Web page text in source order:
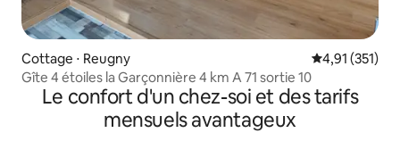
Cottage ⋅ Reugny Évaluation
4,91 (351)
Gîte 4 étoiles la Garçonnière 4 km A 71 sortie 10
Le confort d'un chez-soi et des tarifs
mensuels avantageux